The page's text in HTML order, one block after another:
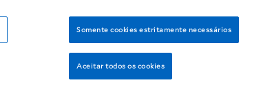
Bebida dedicada para
300 kcal
Somente cookies estritamente necessários
Aceitar todos os cookies